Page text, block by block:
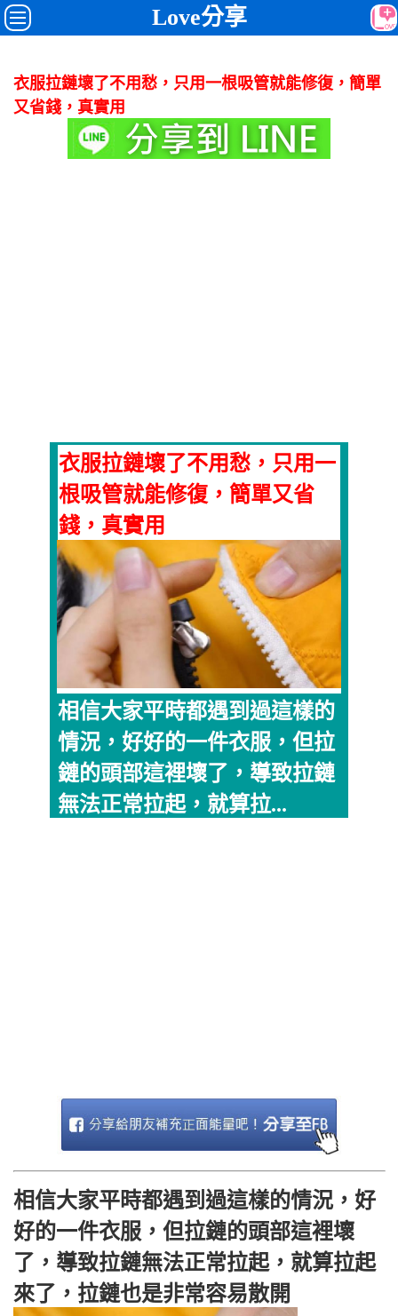
Love分享
衣服拉鏈壞了不用愁，只用一根吸管就能修復，簡單
又省錢，真實用
衣服拉鏈壞了不用愁，只用一
根吸管就能修復，簡單又省
錢，真實用
相信大家平時都遇到過這樣的
情況，好好的一件衣服，但拉
鏈的頭部這裡壞了，導致拉鏈
無法正常拉起，就算拉...
相信大家平時都遇到過這樣的情況，好
好的一件衣服，但拉鏈的頭部這裡壞
了，導致拉鏈無法正常拉起，就算拉起
來了，拉鏈也是非常容易散開